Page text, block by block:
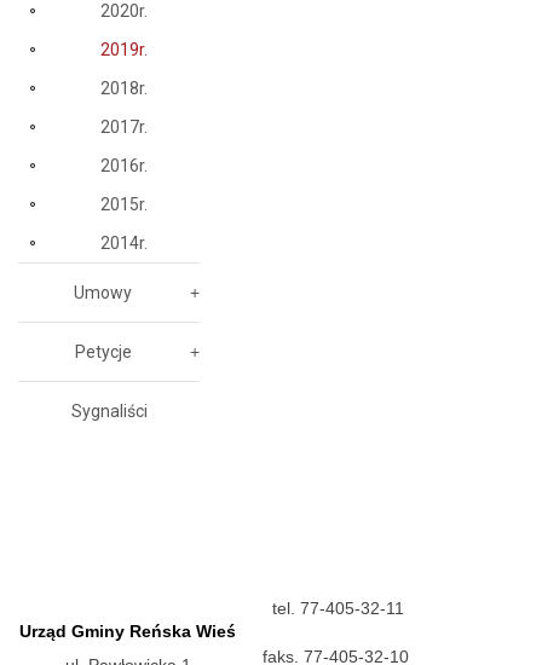
2020r.
2019r.
2018r.
2017r.
2016r.
2015r.
2014r.
Umowy
Petycje
Sygnaliści
Urząd Gminy Reńska Wieś
tel. 77-405-32-11
faks. 77-405-32-10